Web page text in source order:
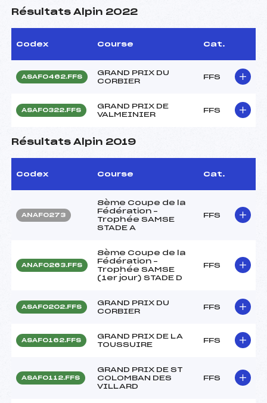
Résultats Alpin 2022
Codex Course Cat.
ASAF0462.FFS
GRAND PRIX DU
CORBIER
FFS
ASAF0322.FFS
GRAND PRIX DE
VALMEINIER
FFS
Résultats Alpin 2019
Codex Course Cat.
ANAF0273
8ème Coupe de la
Fédération –
Trophée SAMSE
STADE A
FFS
ANAF0263.FFS
8ème Coupe de la
Fédération –
Trophée SAMSE
(1er jour) STADE D
FFS
ASAF0202.FFS
GRAND PRIX DU
CORBIER
FFS
ASAF0162.FFS
GRAND PRIX DE LA
TOUSSUIRE
FFS
ASAF0112.FFS
GRAND PRIX DE ST
COLOMBAN DES
VILLARD
FFS